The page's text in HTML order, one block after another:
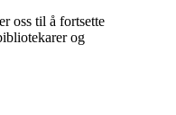
oss til å fortsette
og